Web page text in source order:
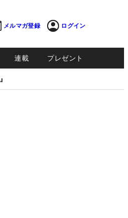
メルマガ登録 ログイン
連載 プレゼント